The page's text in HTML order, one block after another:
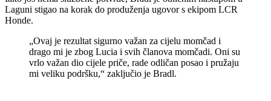
Laguni stigao na korak do produženja ugovor s ekipom LCR
Honde.
„Ovaj je rezultat sigurno važan za cijelu momčad i
drago mi je zbog Lucia i svih članova momčadi. Oni su
vrlo važan dio cijele priče, rade odličan posao i pružaju
mi veliku podršku,“ zaključio je Bradl.